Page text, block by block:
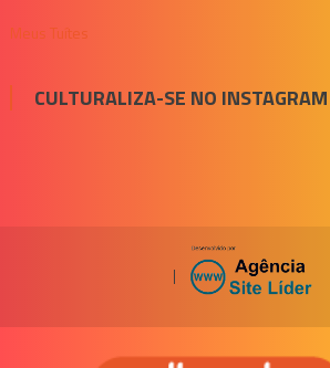
Meus Tuítes
CULTURALIZA-SE NO INSTAGRAM
|